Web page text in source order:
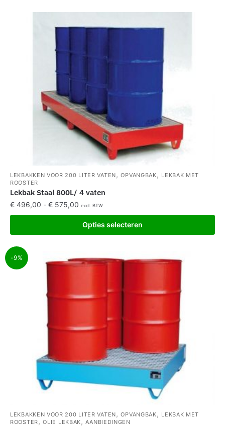
LEKBAKKEN VOOR 200 LITER VATEN,OPVANGBAK, LEKBAK MET
ROOSTER
Lekbak Staal 800L/ 4 vaten
€ 496,00 - € 575,00 excl. BTW
Opties selecteren
-9%
LEKBAKKEN VOOR 200 LITER VATEN,OPVANGBAK, LEKBAK MET
ROOSTER,OLIE LEKBAK,AANBIEDINGEN